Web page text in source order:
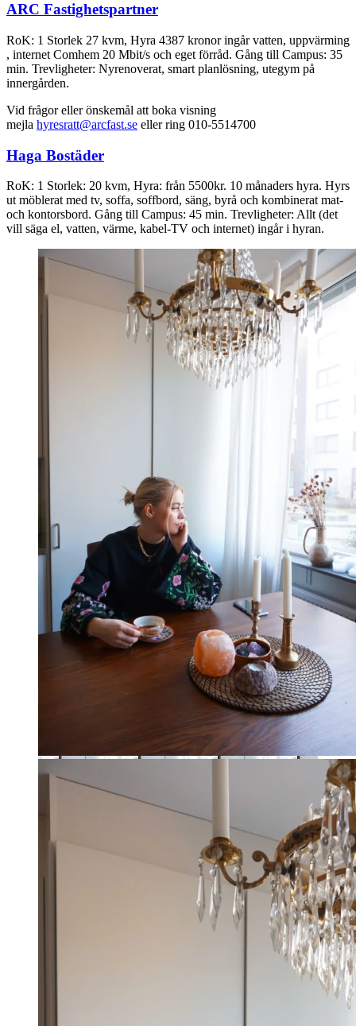
ARC Fastighetspartner
RoK: 1 Storlek 27 kvm, Hyra 4387 kronor ingår vatten, uppvärming
, internet Comhem 20 Mbit/s och eget förråd. Gång till Campus: 35
min. Trevligheter: Nyrenoverat, smart planlösning, utegym på
innergården.
Vid frågor eller önskemål att boka visning
mejla hyresratt@arcfast.se eller ring 010-5514700
Haga Bostäder
RoK: 1 Storlek: 20 kvm, Hyra: från 5500kr. 10 månaders hyra. Hyrs
ut möblerat med tv, soffa, soffbord, säng, byrå och kombinerat mat-
och kontorsbord. Gång till Campus: 45 min. Trevligheter: Allt (det
vill säga el, vatten, värme, kabel-TV och internet) ingår i hyran.